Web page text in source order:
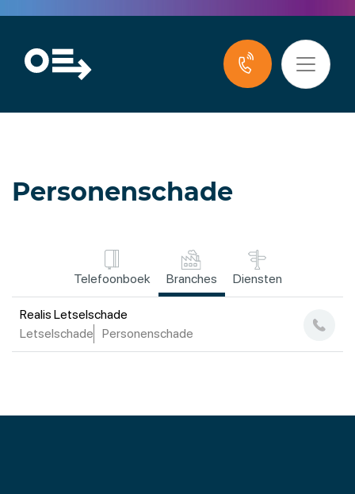
Personenschade
Telefoonboek Branches Diensten
Realis Letselschade
Letselschade
Personenschade